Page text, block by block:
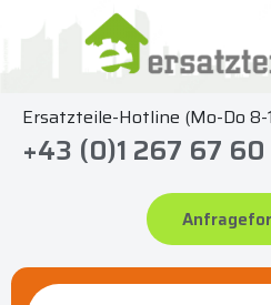
springen
Ersatzteile-Hotline (Mo-Do 8-
+43 (0)1 267 67 60